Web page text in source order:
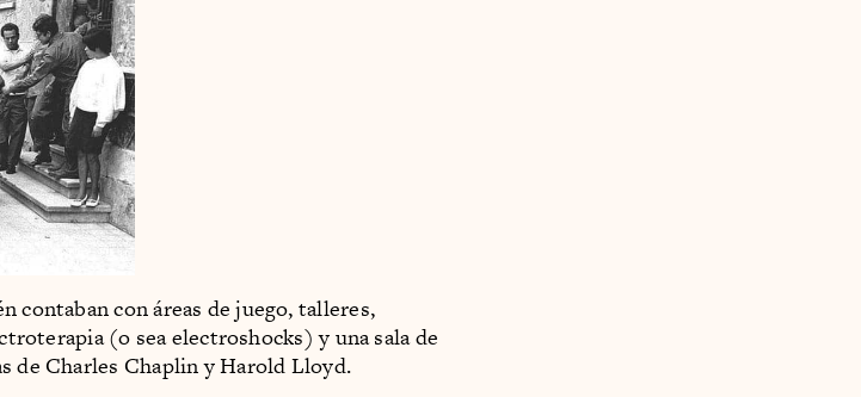
contaban con áreas de juego, talleres,
(o sea electroshocks) y una sala de
de Charles Chaplin y Harold Lloyd.